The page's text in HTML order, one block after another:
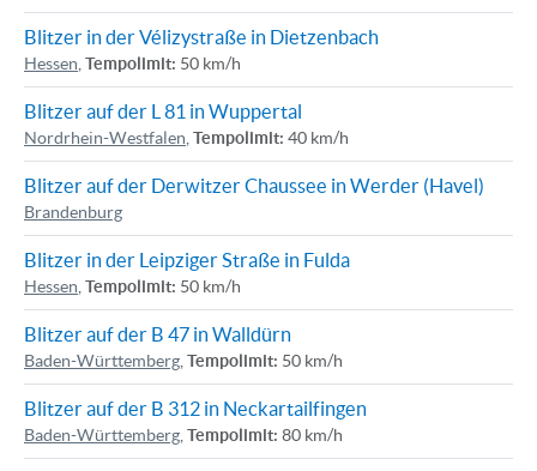
Blitzer in der Vélizystraße in Dietzenbach
Hessen Tempolimit: 50 km/h
Blitzer auf der L 81 in Wuppertal
Nordrhein-Westfalen Tempolimit: 40 km/h
Blitzer auf der Derwitzer Chaussee in Werder (Havel)
Brandenburg
Blitzer in der Leipziger Straße in Fulda
Hessen Tempolimit: 50 km/h
Blitzer auf der B 47 in Walldürn
Baden-Württemberg Tempolimit: 50 km/h
Blitzer auf der B 312 in Neckartailfingen
Baden-Württemberg Tempolimit: 80 km/h